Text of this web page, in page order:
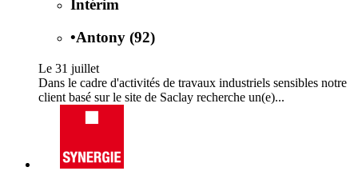
Intérim
•Antony (92)
Le 31 juillet
Dans le cadre d'activités de travaux industriels sensibles notre
client basé sur le site de Saclay recherche un(e)...